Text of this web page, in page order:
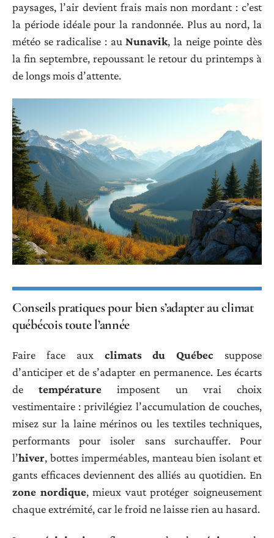
paysages, l’air devient frais mais non mordant : c’est
la période idéale pour la randonnée. Plus au nord, la
météo se radicalise : auNunavik, la neige pointe dès
la fin septembre, repoussant le retour du printemps à
de longs mois d’attente.
Conseils pratiques pour bien s’adapter au climat
québécois toute l’année
Faire face aux climats du Québec suppose
d’anticiper et de s’adapter en permanence. Les écarts
detempérature imposent un vrai choix
vestimentaire : privilégiez l’accumulation de couches,
misez sur la laine mérinos ou les textiles techniques,
performants pour isoler sans surchauffer. Pour
l’hiver, bottes imperméables, manteau bien isolant et
gants efficaces deviennent des alliés au quotidien. En
zone nordique, mieux vaut protéger soigneusement
chaque extrémité, car le froid ne laisse rien au hasard.